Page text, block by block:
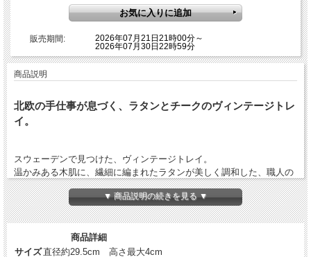
販売期間:
2026年07月21日21時00分～
2026年07月30日22時59分
商品説明
北欧の手仕事が息づく、ラタンとチークのヴィンテージトレ
イ。
スウェーデンで見つけた、ヴィンテージトレイ。
温かみある木肌に、繊細に編まれたラタンが美しく調和した、職人の
手仕事を感じるひと品です。
丸型のやわらかなシルエットが、どんな空間にもやさしく馴染みま
す。
今の季節には、ガラスのグラスをのせて、涼やかな夏のティータイム
を楽しむのもおすすめ。
小物置きやインテリアのアクセントとしても活躍してくれそうです。
▼ 商品説明の続きを見る ▼
商品詳細
サイズ直径約29.5cm 高さ最大4cm